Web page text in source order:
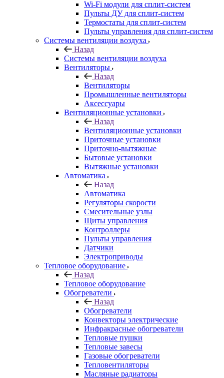
Wi-Fi модули для сплит-систем
Пульты ДУ для сплит-систем
Термостаты для сплит-систем
Пульты управления для сплит-систем
Системы вентиляции воздуха
Назад
Системы вентиляции воздуха
Вентиляторы
Назад
Вентиляторы
Промышленные вентиляторы
Аксессуары
Вентиляционные установки
Назад
Вентиляционные установки
Приточные установки
Приточно-вытяжные
Бытовые установки
Вытяжные установки
Автоматика
Назад
Автоматика
Регуляторы скорости
Смесительные узлы
Щиты управления
Контроллеры
Пульты управления
Датчики
Электроприводы
Тепловое оборудование
Назад
Тепловое оборудование
Обогреватели
Назад
Обогреватели
Конвекторы электрические
Инфракрасные обогреватели
Тепловые пушки
Тепловые завесы
Газовые обогреватели
Тепловентиляторы
Масляные радиаторы